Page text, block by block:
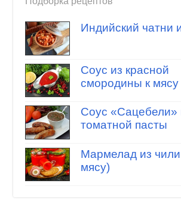
Индийский чатни
Соус из красной
смородины к мясу
Соус «Сацебели»
томатной пасты
Мармелад из чили
мясу)